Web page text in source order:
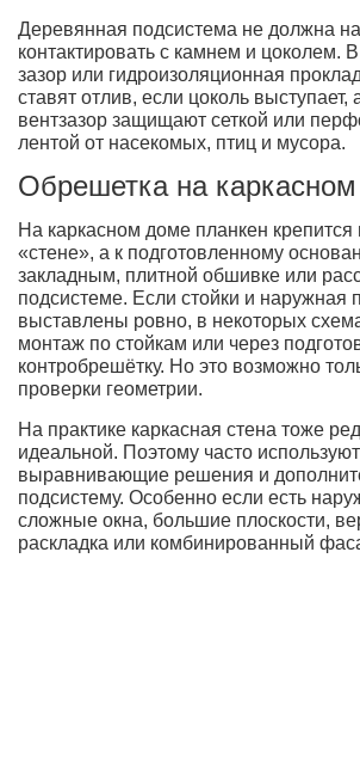
Деревянная подсистема не должна
контактировать с камнем и цоколем.
зазор или гидроизоляционная
ставят отлив, если цоколь выступает,
вентзазор защищают сеткой или
лентой от насекомых, птиц и мусора.
Обрешетка на
На каркасном доме планкен крепится
«стене», а к подготовленному
закладным, плитной обшивке или
подсистеме. Если стойки и наружная
выставлены ровно, в некоторых
монтаж по стойкам или через
контробрешётку. Но это возможно
проверки геометрии.
На практике каркасная стена тоже
идеальной. Поэтому часто используют
выравнивающие решения и
подсистему. Особенно если есть
сложные окна, большие плоскости,
раскладка или комбинированный